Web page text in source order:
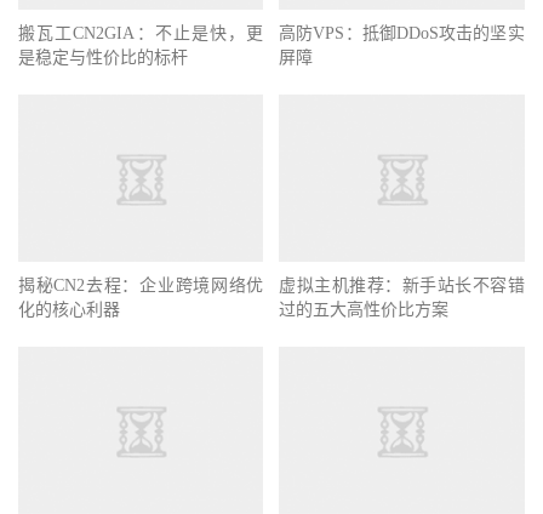
搬瓦工CN2GIA：不止是快，更
是稳定与性价比的标杆
高防VPS：抵御DDoS攻击的坚实
屏障
揭秘CN2去程：企业跨境网络优
化的核心利器
虚拟主机推荐：新手站长不容错
过的五大高性价比方案